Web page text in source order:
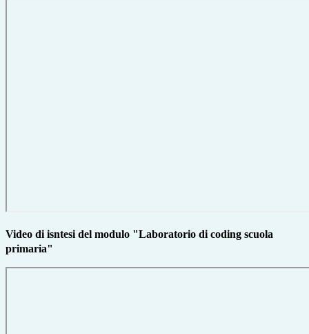
Video di isntesi del modulo "Laboratorio di coding scuola
primaria"